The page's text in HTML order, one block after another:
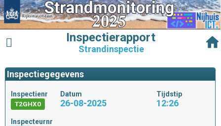
Inspectierapport
Strandinspectie
Inspectiegegevens
Inspectienr
T2GHX0
Datum
26-08-2025
Tijdstip
12:26
Inspecteurnr